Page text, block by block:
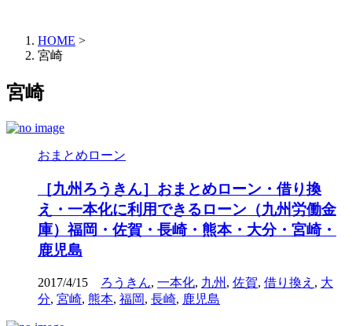
HOME >
宮崎
宮崎
おまとめローン
［九州ろうきん］おまとめローン・借り換
え・一本化に利用できるローン（九州労働金
庫）福岡・佐賀・長崎・熊本・大分・宮崎・
鹿児島
2017/4/15 ろうきん, 一本化, 九州 , 佐賀, 借り換え , 大
分, 宮崎, 熊本, 福岡, 長崎, 鹿児島